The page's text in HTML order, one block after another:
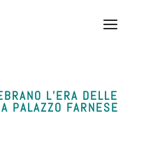
L’ERA DELLE
PALAZZO FARNESE